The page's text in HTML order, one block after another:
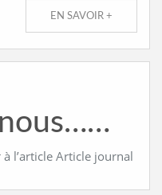
EN SAVOIR +
l’article Article journal